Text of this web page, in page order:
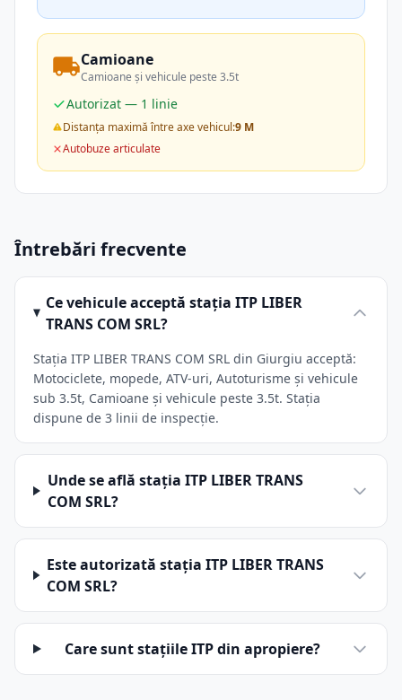
Camioane
Camioane și vehicule peste 3.5t
Autorizat — 1 linie
Distanța maximă între axe vehicul:9 M
Autobuze articulate
Întrebări frecvente
Ce vehicule acceptă stația ITP LIBER
TRANS COM SRL?
Stația ITP LIBER TRANS COM SRL din Giurgiu acceptă:
Motociclete, mopede, ATV-uri, Autoturisme și vehicule
sub 3.5t, Camioane și vehicule peste 3.5t. Stația
dispune de 3 linii de inspecție.
Unde se află stația ITP LIBER TRANS
COM SRL?
Este autorizată stația ITP LIBER TRANS
COM SRL?
Care sunt stațiile ITP din apropiere?